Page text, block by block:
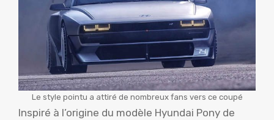
Le style pointu a attiré de nombreux fans vers ce coupé
Inspiré à l’origine du modèle Hyundai Pony de